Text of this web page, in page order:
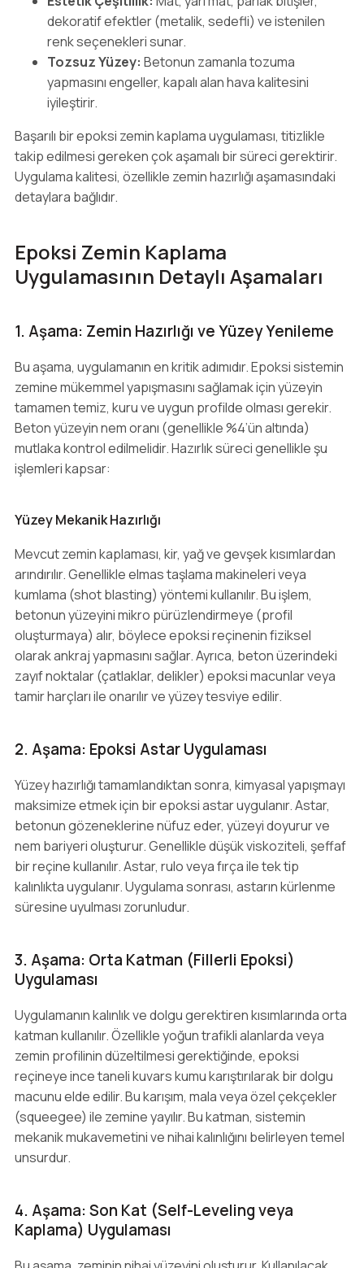
dekoratif efektler (metalik, sedefli) ve istenilen
renk seçenekleri sunar.
Tozsuz Yüzey: Betonun zamanla tozuma
yapmasını engeller, kapalı alan hava kalitesini
iyileştirir.
Başarılı bir epoksi zemin kaplama uygulaması, titizlikle
takip edilmesi gereken çok aşamalı bir süreci gerektirir.
Uygulama kalitesi, özellikle zemin hazırlığı aşamasındaki
detaylara bağlıdır.
Epoksi Zemin Kaplama
Uygulamasının Detaylı Aşamaları
1. Aşama: Zemin Hazırlığı ve Yüzey Yenileme
Bu aşama, uygulamanın en kritik adımıdır. Epoksi sistemin
zemine mükemmel yapışmasını sağlamak için yüzeyin
tamamen temiz, kuru ve uygun profilde olması gerekir.
Beton yüzeyin nem oranı (genellikle %4’ün altında)
mutlaka kontrol edilmelidir. Hazırlık süreci genellikle şu
işlemleri kapsar:
Yüzey Mekanik Hazırlığı
Mevcut zemin kaplaması, kir, yağ ve gevşek kısımlardan
arındırılır. Genellikle elmas taşlama makineleri veya
kumlama (shot blasting) yöntemi kullanılır. Bu işlem,
betonun yüzeyini mikro pürüzlendirmeye (profil
oluşturmaya) alır, böylece epoksi reçinenin fiziksel
olarak ankraj yapmasını sağlar. Ayrıca, beton üzerindeki
zayıf noktalar (çatlaklar, delikler) epoksi macunlar veya
tamir harçları ile onarılır ve yüzey tesviye edilir.
2. Aşama: Epoksi Astar Uygulaması
Yüzey hazırlığı tamamlandıktan sonra, kimyasal yapışmayı
maksimize etmek için bir epoksi astar uygulanır. Astar,
betonun gözeneklerine nüfuz eder, yüzeyi doyurur ve
nem bariyeri oluşturur. Genellikle düşük viskoziteli, şeffaf
bir reçine kullanılır. Astar, rulo veya fırça ile tek tip
kalınlıkta uygulanır. Uygulama sonrası, astarın kürlenme
süresine uyulması zorunludur.
3. Aşama: Orta Katman (Fillerli Epoksi)
Uygulaması
Uygulamanın kalınlık ve dolgu gerektiren kısımlarında orta
katman kullanılır. Özellikle yoğun trafikli alanlarda veya
zemin profilinin düzeltilmesi gerektiğinde, epoksi
reçineye ince taneli kuvars kumu karıştırılarak bir dolgu
macunu elde edilir. Bu karışım, mala veya özel çekçekler
(squeegee) ile zemine yayılır. Bu katman, sistemin
mekanik mukavemetini ve nihai kalınlığını belirleyen temel
unsurdur.
4. Aşama: Son Kat (Self-Leveling veya
Kaplama) Uygulaması